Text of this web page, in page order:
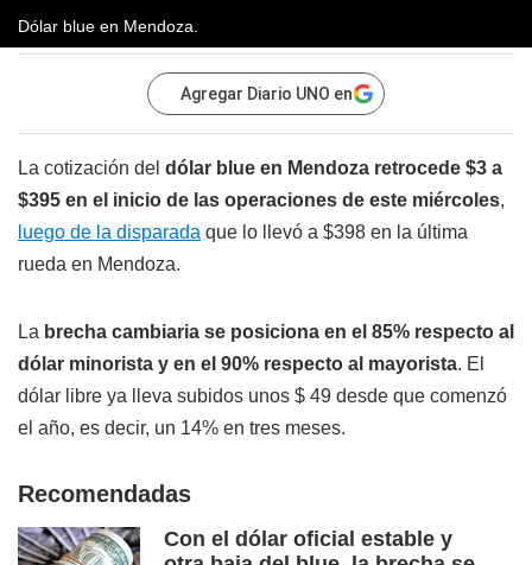
Dólar blue en Mendoza.
Agregar Diario UNO en
La cotización del dólar blue en Mendoza retrocede $3 a
$395 en el inicio de las operaciones de este miércoles,
luego de la disparada que lo llevó a $398 en la última
rueda en Mendoza.
La brecha cambiaria se posiciona en el 85% respecto al
dólar minorista y en el 90% respecto al mayorista. El
dólar libre ya lleva subidos unos $ 49 desde que comenzó
el año, es decir, un 14% en tres meses.
Recomendadas
Con el dólar oficial estable y